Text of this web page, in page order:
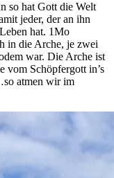
so hat Gott die Welt
jeder, der an ihn
hat. 1Mo
in die Arche, je zwei
war. Die Arche ist
vom Schöpfergott in’s
atmen wir im